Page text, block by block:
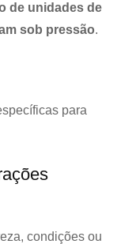
de unidades de
sob pressão.
para
condições ou